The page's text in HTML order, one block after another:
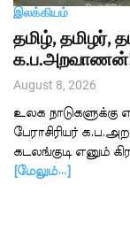
இலக்கியம்
தமிழ், தமிழர்,
August 8, 2026
உலக
பேராசிரியர்
கடலங்குடி எனும்
[மேலும்…]